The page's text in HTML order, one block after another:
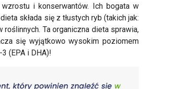
i konserwantów. Ich bogata w
składa się z tłustych ryb (takich jak:
Ta organiczna dieta sprawia,
się wyjątkowo wysokim poziomem
(EPA i DHA)!